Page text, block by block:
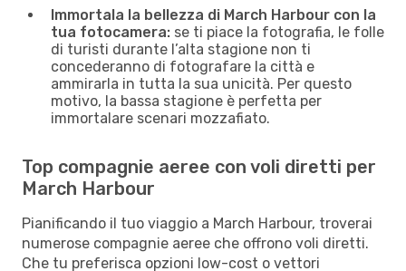
Immortala la bellezza di March Harbour con la
tua fotocamera: se ti piace la fotografia, le folle
di turisti durante l’alta stagione non ti
concederanno di fotografare la città e
ammirarla in tutta la sua unicità. Per questo
motivo, la bassa stagione è perfetta per
immortalare scenari mozzafiato.
Top compagnie aeree con voli diretti per
March Harbour
Pianificando il tuo viaggio a March Harbour, troverai
numerose compagnie aeree che offrono voli diretti.
Che tu preferisca opzioni low-cost o vettori